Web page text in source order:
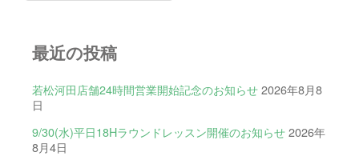
最近の投稿
若松河田店舗24時間営業開始記念のお知らせ 2026年8月8
日
9/30(水)平日18Hラウンドレッスン開催のお知らせ 2026年
8月4日